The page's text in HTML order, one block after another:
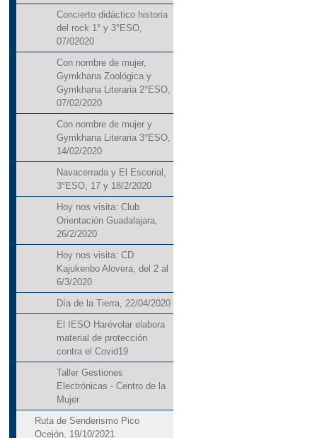
Concierto didáctico historia
del rock 1° y 3°ESO,
07/02020
Con nombre de mujer,
Gymkhana Zoológica y
Gymkhana Literaria 2°ESO,
07/02/2020
Con nombre de mujer y
Gymkhana Literaria 3°ESO,
14/02/2020
Navacerrada y El Escorial,
3°ESO, 17 y 18/2/2020
Hoy nos visita: Club
Orientación Guadalajara,
26/2/2020
Hoy nos visita: CD
Kajukenbo Alovera, del 2 al
6/3/2020
Día de la Tierra, 22/04/2020
El IESO Harévolar elabora
material de protección
contra el Covid19
Taller Gestiones
Electrónicas - Centro de la
Mujer
Ruta de Senderismo Pico
Ocejón, 19/10/2021